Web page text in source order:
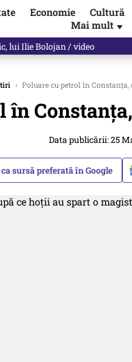
Economie Cultură
Mai mult ▼
de tot!” Eugen Teodorovici,
› Poluare cu petrol în
în
Data publicării: 25
sursă preferată în Google